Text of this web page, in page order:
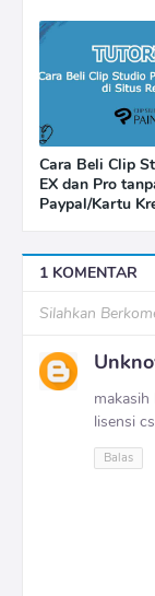
Cara Beli Clip
EX dan Pro
Paypal/Kartu
1 KOMENTAR
Silahkan
lisensi
Balas